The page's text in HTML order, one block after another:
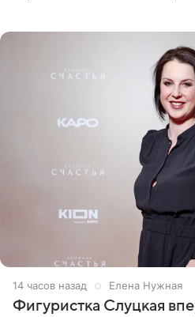
14 часов назад Елена Нужная
Фигуристка Слуцкая